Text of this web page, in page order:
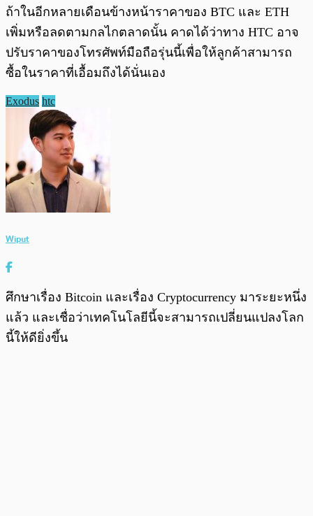
ถ้าในอีกหลายเดือนข้างหน้าราคาของ BTC และ ETH
เพิ่มหรือลดตามกลไกตลาดนั้น คาดได้ว่าทาง HTC อาจ
ปรับราคาของโทรศัพท์มือถือรุ่นนี้เพื่อให้ลูกค้าสามารถ
ซื้อในราคาที่เอื้อมถึงได้นั่นเอง
Exodus htc
Wiput
ศึกษาเรื่อง Bitcoin และเรื่อง Cryptocurrency มาระยะหนึ่ง
แล้ว และเชื่อว่าเทคโนโลยีนี้จะสามารถเปลี่ยนแปลงโลก
นี้ให้ดียิ่งขึ้น